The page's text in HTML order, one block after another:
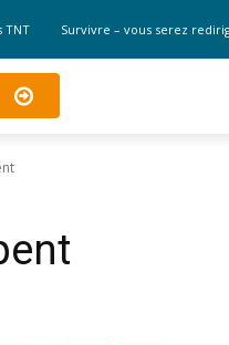
TNT Survivre – vous serez